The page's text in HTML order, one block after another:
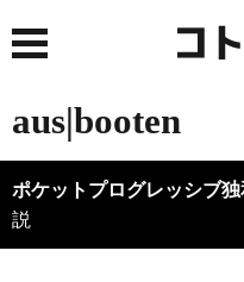
aus|booten
ポケットプログレッシブ独
説